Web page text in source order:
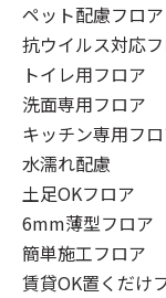
ペット配慮フロア
抗ウイルス対応
トイレ用フロア
洗面専用フロア
キッチン専用フ
水濡れ配慮
土足OKフロア
6mm薄型フロア
簡単施工フロア
賃貸OK置くだけ